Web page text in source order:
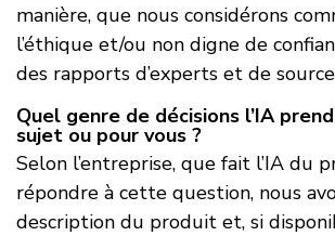
manière, que nous considérons
l’éthique et/ou non digne de
des rapports d’experts et de
Quel genre de décisions l’IA
sujet ou pour vous ?
Selon l’entreprise, que fait l’IA du
répondre à cette question, nous
description du produit et, si